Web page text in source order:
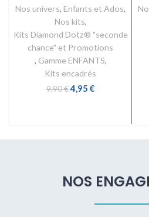
Nos univers, Enfants et Ados,
Nos kits,
Kits Diamond Dotz® "seconde
chance" et Promotions
, Gamme ENFANTS,
Kits encadrés
9,90€4,95 €
NOS